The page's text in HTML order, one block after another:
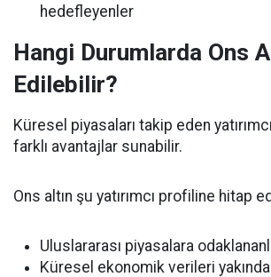
hedefleyenler
Hangi Durumlarda Ons
Edilebilir?
Küresel piyasaları takip eden
farklı avantajlar sunabilir.
Ons altın şu yatırımcı profiline hitap
Uluslararası piyasalara
Küresel ekonomik verileri